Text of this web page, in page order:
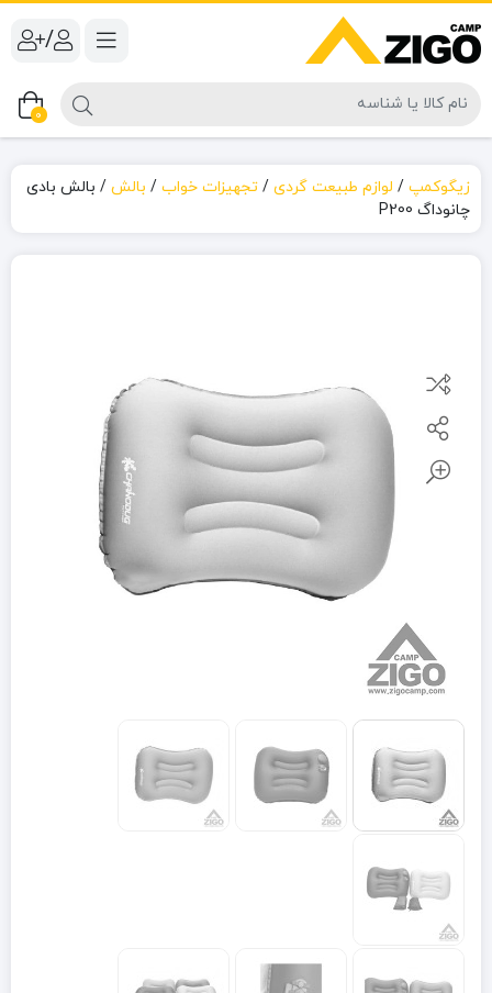
/
0
زیگوکمپ / لوازم طبیعت گردی / تجهیزات خواب / بالش / بالش بادی
چانوداگ P200